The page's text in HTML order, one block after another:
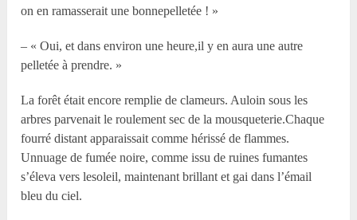
on en ramasserait une bonnepelletée ! »
– « Oui, et dans environ une heure,il y en aura une autre
pelletée à prendre. »
La forêt était encore remplie de clameurs. Auloin sous les
arbres parvenait le roulement sec de la mousqueterie.Chaque
fourré distant apparaissait comme hérissé de flammes.
Unnuage de fumée noire, comme issu de ruines fumantes
s’éleva vers lesoleil, maintenant brillant et gai dans l’émail
bleu du ciel.